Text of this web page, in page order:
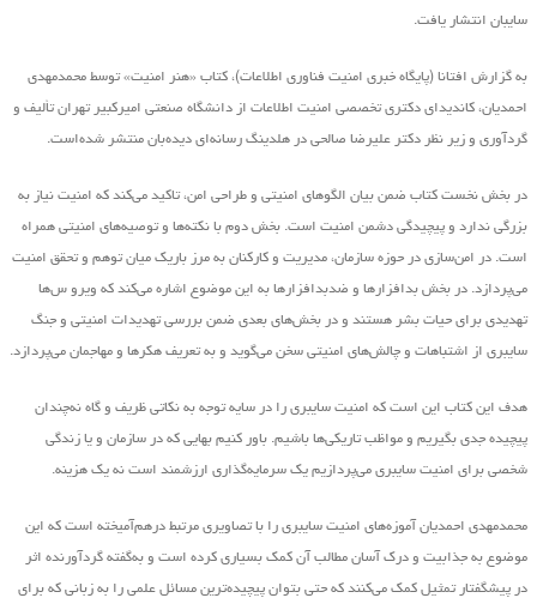
سایبان انتشار یافت.
به گزارش افتانا (پایگاه خبری امنیت فناوری اطلاعات)، کتاب «هنر امنیت» توسط محمدمهدی
احمدیان، کاندیدای دکتری تخصصی امنیت اطلاعات از دانشگاه صنعتی امیرکبیر تهران تألیف و
گردآوری و زیر نظر دکتر علیرضا صالحی در هلدینگ رسانه‌ای دیده‌بان منتشر شده‌است.
در بخش نخست کتاب ضمن بیان الگوهای امنیتی و طراحی امن، تاکید می‌کند که امنیت نیاز به
بزرگی ندارد و پیچیدگی دشمن امنیت است. بخش دوم با نکته‌ها و توصیه‌های امنیتی همراه
است. در امن‌سازی در حوزه‌ سازمان، مدیریت و کارکنان به مرز باریک میان توهم و تحقق امنیت
می‌پردازد. در بخش بدافزارها و ضدبدافزارها به این موضوع اشاره می‌کند که ویرو س‌ها
تهدیدی برای حیات بشر هستند و در بخش‌های بعدی ضمن بررسی تهدیدات امنیتی و جنگ
سایبری از اشتباهات و چالش‌های امنیتی سخن می‌گوید و به تعریف هکرها و مهاجمان می‌پردازد.
هدف این کتاب این است که امنیت سایبری را در سایه توجه به نکاتی ظریف و گاه نه‌چندان
پیچیده جدی بگیریم و مواظب تاریکی‌ها باشیم. باور کنیم بهایی که در سازمان و یا زندگی
شخصی برای امنیت سایبری می‌پردازیم یک سرمایه‌گذاری ارزشمند است نه یک هزینه.
محمدمهدی احمدیان آموزه‌های امنیت سایبری را با تصاویری مرتبط درهم‌آمیخته است که این
موضوع به جذابیت و درک آسان مطالب آن کمک بسیاری کرده است و به‌گفته گردآورنده اثر
در پیشگفتار تمثیل کمک می‌کنند که حتی بتوان پیچیده‌ترین مسائل علمی را به زبانی که برای